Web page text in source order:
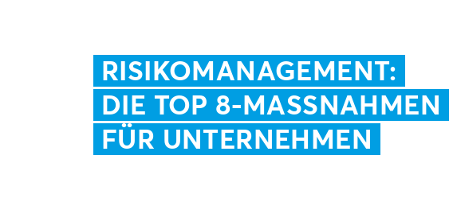
RISIKOMANAGEMENT:
DIE TOP 8-MASSNAHMEN
FÜR UNTERNEHMEN